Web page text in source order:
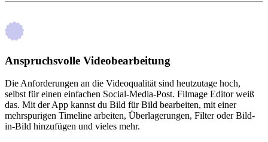
Anspruchsvolle Videobearbeitung
Die Anforderungen an die Videoqualität sind heutzutage hoch,
selbst für einen einfachen Social-Media-Post. Filmage Editor weiß
das. Mit der App kannst du Bild für Bild bearbeiten, mit einer
mehrspurigen Timeline arbeiten, Überlagerungen, Filter oder Bild-
in-Bild hinzufügen und vieles mehr.